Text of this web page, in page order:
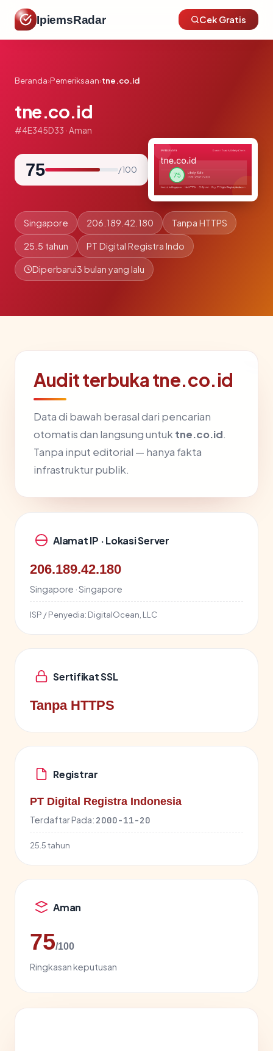
IpiemsRadar Cek Gratis
Beranda›Pemeriksaan›tne.co.id
tne.co.id
#4E345D33 · Aman
75 / 100
Singapore 206.189.42.180 Tanpa HTTPS
25.5 tahun PT Digital Registra Indo
Diperbarui3 bulan yang lalu
Audit terbuka tne.co.id
Data di bawah berasal dari pencarian
otomatis dan langsung untuk tne.co.id.
Tanpa input editorial — hanya fakta
infrastruktur publik.
Alamat IP · Lokasi Server
206.189.42.180
Singapore · Singapore
ISP / Penyedia: DigitalOcean, LLC
Sertifikat SSL
Tanpa HTTPS
Registrar
PT Digital Registra Indonesia
Terdaftar Pada: 2000-11-20
25.5 tahun
Aman
75/100
Ringkasan keputusan